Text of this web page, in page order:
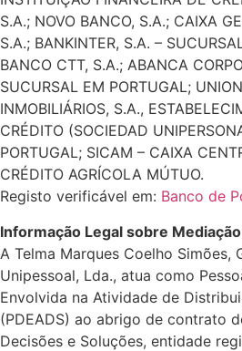
S.A.; NOVO BANCO, S.A.; CAIXA
S.A.; BANKINTER, S.A. –
BANCO CTT, S.A.; ABANCA
SUCURSAL EM PORTUGAL;
INMOBILIÁRIOS, S.A.,
CRÉDITO (SOCIEDAD
PORTUGAL; SICAM – CAIXA
CRÉDITO AGRÍCOLA MÚTUO.
Registo verificável em: Banco de
Informação Legal sobre
A Telma Marques Coelho Simões,
Unipessoal, Lda., atua como
Envolvida na Atividade de
(PDEADS) ao abrigo de contrato
Decisões e Soluções, entidade